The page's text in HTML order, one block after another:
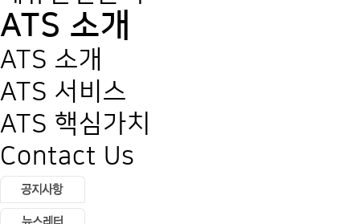
ATS 소개
ATS 소개
ATS 서비스
ATS 핵심가치
Contact Us